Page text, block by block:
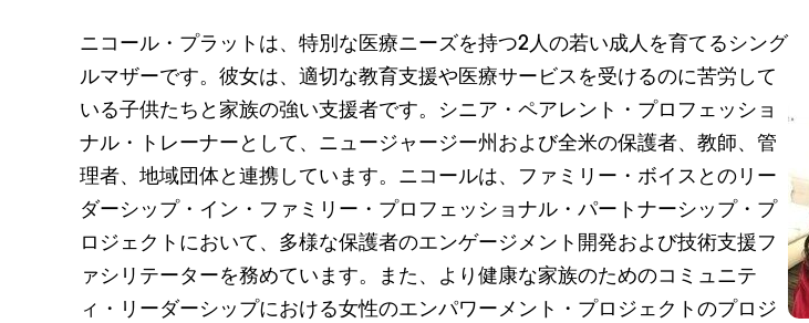
ニコール・プラットは、特別な医療ニーズを持つ2人の若い成人を育てるシング
ルマザーです。彼女は、適切な教育支援や医療サービスを受けるのに苦労して
いる子供たちと家族の強い支援者です。シニア・ペアレント・プロフェッショ
ナル・トレーナーとして、ニュージャージー州および全米の保護者、教師、管
理者、地域団体と連携しています。ニコールは、ファミリー・ボイスとのリー
ダーシップ・イン・ファミリー・プロフェッショナル・パートナーシップ・プ
ロジェクトにおいて、多様な保護者のエンゲージメント開発および技術支援フ
ァシリテーターを務めています。また、より健康な家族のためのコミュニテ
ィ・リーダーシップにおける女性のエンパワーメント・プロジェクトのプロジ